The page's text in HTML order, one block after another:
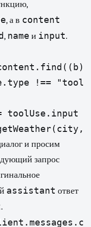
, а в content
, name и input.
!==
и просим
запрос
assistant ответ
.